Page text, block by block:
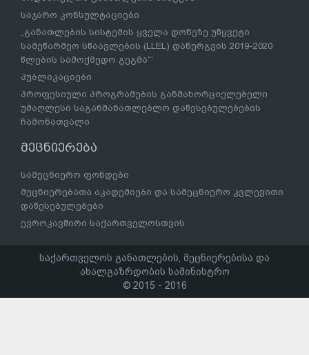
საჯარო კონსულტაციები
„განათლების სისტემის ყველა დონეზე უწყვეტი
სამეწარმეო სწაავლების (LLEL) დანერგვის 2019-2020
წლების სამოქმედო გეგმა“’
პუბლიკაციები
პროფესიული პროგრამების განმახორციელებელი
უმაღლესი საგანმანათლებლო დაწესებულებების
ჩამონათვალი
მეცნიერება
სამეცნიერო ფონდები
მეცნიერებათა აკადემიები და სამეცნიერო კვლევითი
დაწესებულებები
ევროკავშირი საქართველოსთვის
საქართველოს განათლების, მეცნიერებისა და
ახალგაზრდობის სამინისტრო
© 2015 - 2016